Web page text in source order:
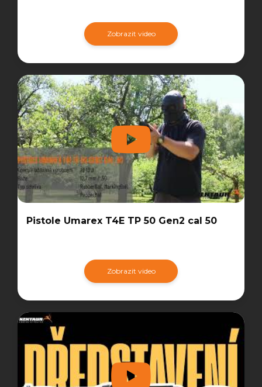
Zobrazit video
Pistole Umarex T4E TP 50 Gen2 cal 50
Zobrazit video